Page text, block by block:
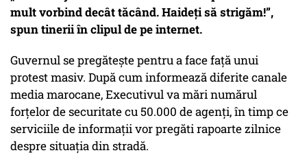
mult vorbind decât tăcând. Haideți să strigăm!”,
spun tinerii în clipul de pe internet.
Guvernul se pregătește pentru a face față unui
protest masiv. După cum informează diferite canale
media marocane, Executivul va mări numărul
forțelor de securitate cu 50.000 de agenți, în timp ce
serviciile de informații vor pregăti rapoarte zilnice
despre situația din stradă.